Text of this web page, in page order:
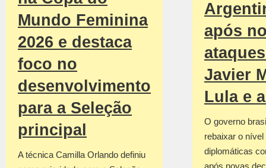
Mundo Feminina
2026 e destaca
foco no
desenvolvimento
para a Seleção
principal
A técnica Camilla Orlando definiu
após
Javier
Lula e
O governo
rebaixar o
diplomáticas